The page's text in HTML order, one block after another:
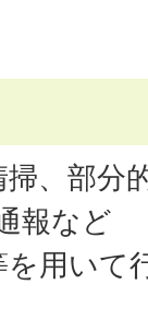
掃、部分
報など
を用いて